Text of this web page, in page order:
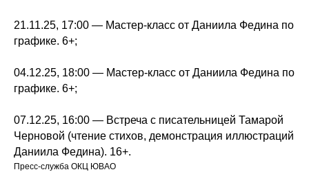
21.11.25, 17:00 — Мастер-класс от Даниила Федина по
графике. 6+;
04.12.25, 18:00 — Мастер-класс от Даниила Федина по
графике. 6+;
07.12.25, 16:00 — Встреча с писательницей Тамарой
Черновой (чтение стихов, демонстрация иллюстраций
Даниила Федина). 16+.
Пресс-служба ОКЦ ЮВАО